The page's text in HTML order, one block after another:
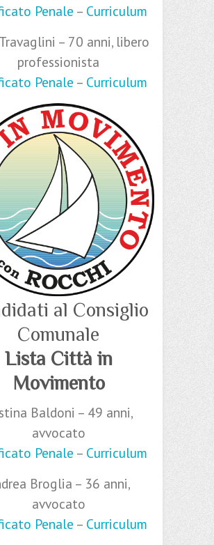
Penale – Curriculum
– 70 anni, libero
professionista
Penale – Curriculum
al Consiglio
Comunale
Lista Città in
Movimento
Baldoni – 49 anni,
avvocato
Penale – Curriculum
Broglia – 36 anni,
avvocato
Penale – Curriculum